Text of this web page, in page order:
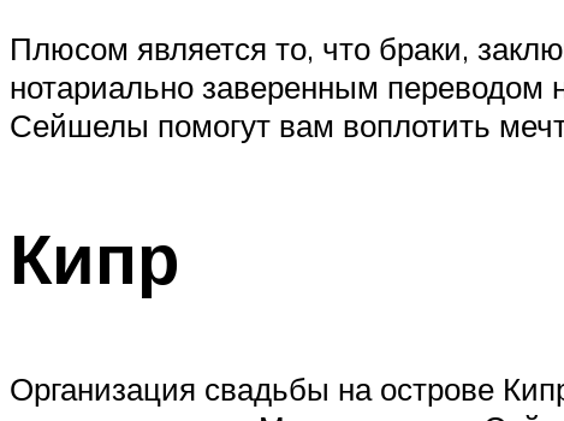
Плюсом является то, что браки,
нотариально заверенным переводом
Сейшелы помогут вам воплотить
Кипр
Организация свадьбы на острове